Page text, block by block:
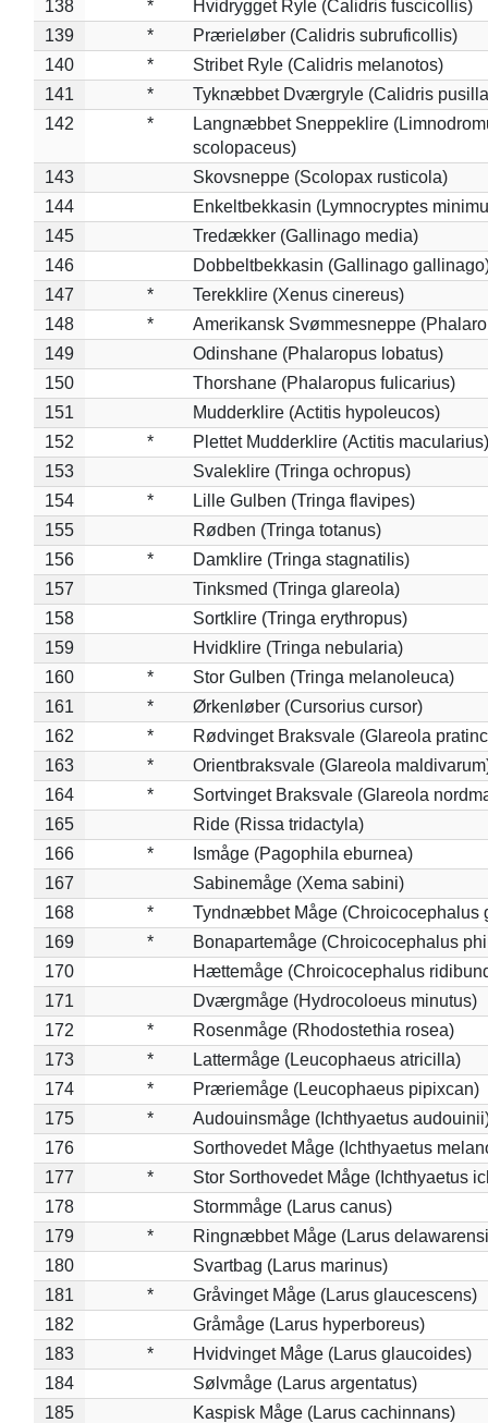
138
*
Hvidrygget Ryle (Calidris fuscicollis)
139
*
Prærieløber (Calidris subruficollis)
140
*
Stribet Ryle (Calidris melanotos)
141
*
Tyknæbbet Dværgryle (Calidris
142
*
Langnæbbet Sneppeklire
scolopaceus)
143
Skovsneppe (Scolopax rusticola)
144
Enkeltbekkasin (Lymnocryptes
145
Tredækker (Gallinago media)
146
Dobbeltbekkasin (Gallinago
147
*
Terekklire (Xenus cinereus)
148
*
Amerikansk Svømmesneppe
149
Odinshane (Phalaropus lobatus)
150
Thorshane (Phalaropus fulicarius)
151
Mudderklire (Actitis hypoleucos)
152
*
Plettet Mudderklire (Actitis macularius)
153
Svaleklire (Tringa ochropus)
154
*
Lille Gulben (Tringa flavipes)
155
Rødben (Tringa totanus)
156
*
Damklire (Tringa stagnatilis)
157
Tinksmed (Tringa glareola)
158
Sortklire (Tringa erythropus)
159
Hvidklire (Tringa nebularia)
160
*
Stor Gulben (Tringa melanoleuca)
161
*
Ørkenløber (Cursorius cursor)
162
*
Rødvinget Braksvale (Glareola
163
*
Orientbraksvale (Glareola
164
*
Sortvinget Braksvale (Glareola
165
Ride (Rissa tridactyla)
166
*
Ismåge (Pagophila eburnea)
167
Sabinemåge (Xema sabini)
168
*
Tyndnæbbet Måge (Chroicocephalus
169
*
Bonapartemåge (Chroicocephalus
170
Hættemåge (Chroicocephalus
171
Dværgmåge (Hydrocoloeus minutus)
172
*
Rosenmåge (Rhodostethia rosea)
173
*
Lattermåge (Leucophaeus atricilla)
174
*
Præriemåge (Leucophaeus pipixcan)
175
*
Audouinsmåge (Ichthyaetus
176
Sorthovedet Måge (Ichthyaetus
177
*
Stor Sorthovedet Måge (Ichthyaetus
178
Stormmåge (Larus canus)
179
*
Ringnæbbet Måge (Larus
180
Svartbag (Larus marinus)
181
*
Gråvinget Måge (Larus glaucescens)
182
Gråmåge (Larus hyperboreus)
183
*
Hvidvinget Måge (Larus glaucoides)
184
Sølvmåge (Larus argentatus)
185
Kaspisk Måge (Larus cachinnans)